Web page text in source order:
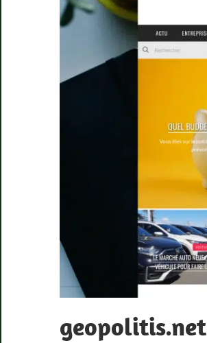
geopolitis.net